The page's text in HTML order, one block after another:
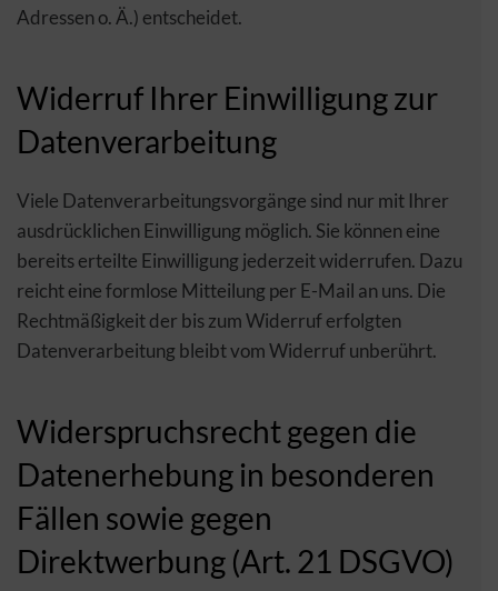
Adressen o. Ä.) entscheidet.
Widerruf Ihrer Einwilligung zur
Datenverarbeitung
Viele Datenverarbeitungsvorgänge sind nur mit Ihrer
ausdrücklichen Einwilligung möglich. Sie können eine
bereits erteilte Einwilligung jederzeit widerrufen. Dazu
reicht eine formlose Mitteilung per E-Mail an uns. Die
Rechtmäßigkeit der bis zum Widerruf erfolgten
Datenverarbeitung bleibt vom Widerruf unberührt.
Widerspruchsrecht gegen die
Datenerhebung in besonderen
Fällen sowie gegen
Direktwerbung (Art. 21 DSGVO)